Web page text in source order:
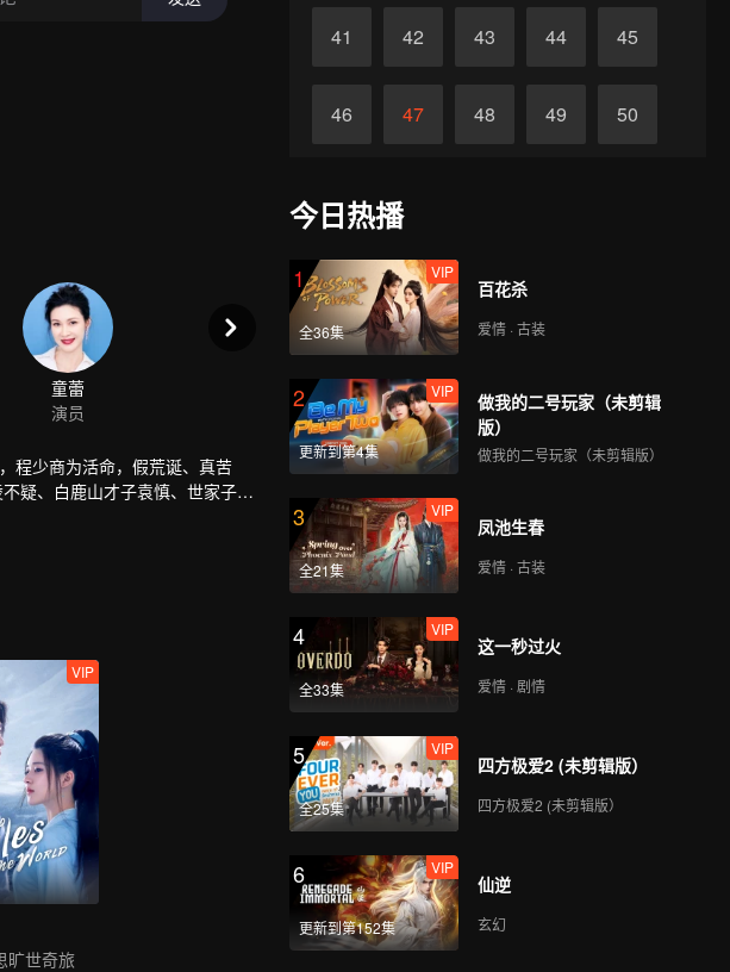
41 42 43 44 45
46 47 48 49 50
56
程少商为活命，假荒诞、真苦
疑、白鹿山才子袁慎、世家子弟
。在与凌不疑的相处之中，也阴
，以及如何经营自己的爱情。同
VIP
旷世奇旅
今日热播
1
全36集
VIP
百花杀
爱情 · 古装
2
更新到第4集
VIP
做我的二号玩家（未剪辑
版）
做我的二号玩家（未剪辑版）
3
全21集
VIP
凤池生春
爱情 · 古装
4
全33集
VIP
这一秒过火
爱情 · 剧情
5
全25集
VIP
四方极爱2 (未剪辑版）
四方极爱2 (未剪辑版）
6
更新到第152集
VIP
仙逆
玄幻